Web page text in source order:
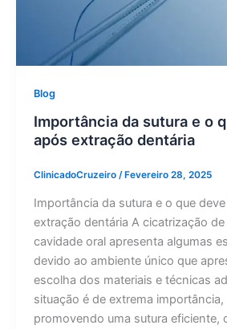
Blog
Importância da sutura e o
após extração dentária
ClinicadoCruzeiro /Fevereiro 28, 2025
Importância da sutura e o que
extração dentária A cicatrização
cavidade oral apresenta algumas
devido ao ambiente único que
escolha dos materiais e técnicas
situação é de extrema
promovendo uma sutura eficiente,